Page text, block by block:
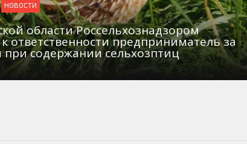
НОВОСТИ
области Россельхознадзором
ответственности предприниматель за
содержании сельхозптиц